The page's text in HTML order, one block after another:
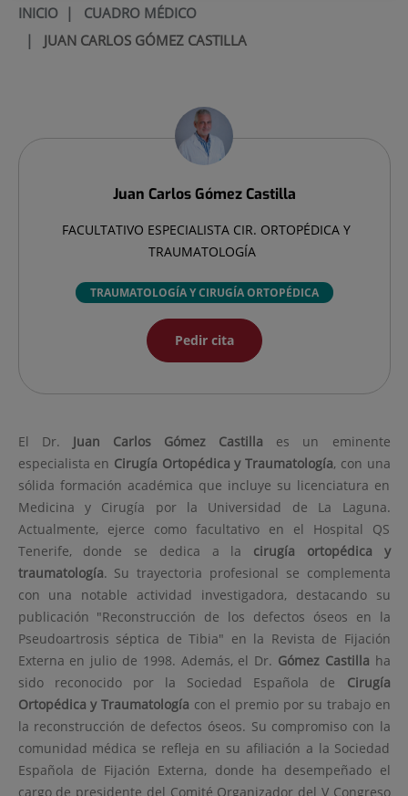
INICIO| CUADRO MÉDICO
| JUAN CARLOS GÓMEZ CASTILLA
Juan CarlosGómez Castilla
FACULTATIVO ESPECIALISTA CIR. ORTOPÉDICA Y
TRAUMATOLOGÍA
TRAUMATOLOGÍA Y CIRUGÍA ORTOPÉDICA
Pedir cita
El Dr. Juan Carlos Gómez Castilla es un eminente
especialista en Cirugía Ortopédica y Traumatología, con una
sólida formación académica que incluye su licenciatura en
Medicina y Cirugía por la Universidad de La Laguna.
Actualmente, ejerce como facultativo en el Hospital QS
Tenerife, donde se dedica a la cirugía ortopédica y
traumatología. Su trayectoria profesional se complementa
con una notable actividad investigadora, destacando su
publicación "Reconstrucción de los defectos óseos en la
Pseudoartrosis séptica de Tibia" en la Revista de Fijación
Externa en julio de 1998. Además, el Dr. Gómez Castilla ha
sido reconocido por la Sociedad Española de Cirugía
Ortopédica y Traumatología con el premio por su trabajo en
la reconstrucción de defectos óseos. Su compromiso con la
comunidad médica se refleja en su afiliación a la Sociedad
Española de Fijación Externa, donde ha desempeñado el
cargo de presidente del Comité Organizador del V Congreso